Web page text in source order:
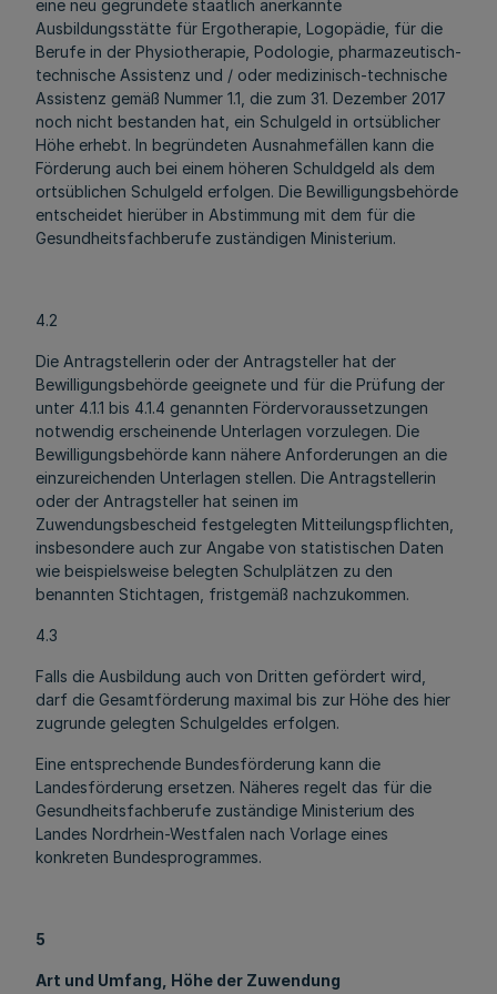
eine neu gegründete staatlich anerkannte
Ausbildungsstätte für Ergotherapie, Logopädie, für die
Berufe in der Physiotherapie, Podologie, pharmazeutisch-
technische Assistenz und / oder medizinisch-technische
Assistenz gemäß Nummer 1.1, die zum 31. Dezember 2017
noch nicht bestanden hat, ein Schulgeld in ortsüblicher
Höhe erhebt. In begründeten Ausnahmefällen kann die
Förderung auch bei einem höheren Schuldgeld als dem
ortsüblichen Schulgeld erfolgen. Die Bewilligungsbehörde
entscheidet hierüber in Abstimmung mit dem für die
Gesundheitsfachberufe zuständigen Ministerium.
4.2
Die Antragstellerin oder der Antragsteller hat der
Bewilligungsbehörde geeignete und für die Prüfung der
unter 4.1.1 bis 4.1.4 genannten Fördervoraussetzungen
notwendig erscheinende Unterlagen vorzulegen. Die
Bewilligungsbehörde kann nähere Anforderungen an die
einzureichenden Unterlagen stellen. Die Antragstellerin
oder der Antragsteller hat seinen im
Zuwendungsbescheid festgelegten Mitteilungspflichten,
insbesondere auch zur Angabe von statistischen Daten
wie beispielsweise belegten Schulplätzen zu den
benannten Stichtagen, fristgemäß nachzukommen.
4.3
Falls die Ausbildung auch von Dritten gefördert wird,
darf die Gesamtförderung maximal bis zur Höhe des hier
zugrunde gelegten Schulgeldes erfolgen.
Eine entsprechende Bundesförderung kann die
Landesförderung ersetzen. Näheres regelt das für die
Gesundheitsfachberufe zuständige Ministerium des
Landes Nordrhein-Westfalen nach Vorlage eines
konkreten Bundesprogrammes.
5
Art und Umfang, Höhe der Zuwendung